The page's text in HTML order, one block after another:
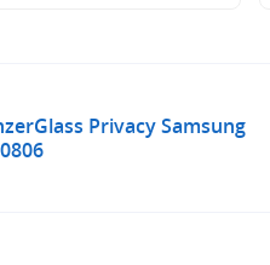
Privacy Samsung